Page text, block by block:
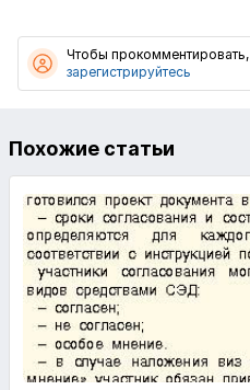
Чтобы прокомментировать,
зарегистрируйтесь
Похожие статьи